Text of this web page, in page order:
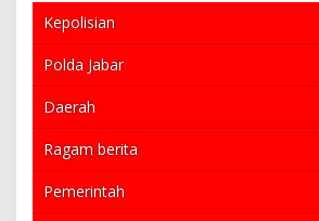
Kepolisian
Polda Jabar
Daerah
Ragam berita
Pemerintah